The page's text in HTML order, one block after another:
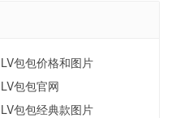
LV包包价格和图片
LV包包官网
LV包包经典款图片